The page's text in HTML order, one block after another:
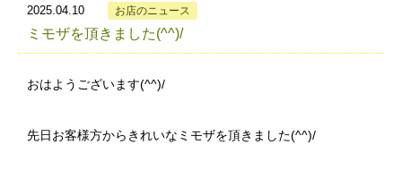
2025.04.10 お店のニュース
ミモザを頂きました(^^)/
おはようございます(^^)/
先日お客様方からきれいなミモザを頂きました(^^)/